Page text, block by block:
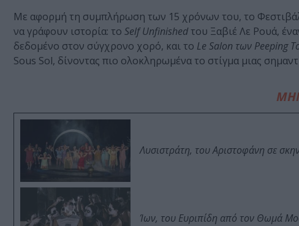
Με αφορμή τη συμπλήρωση των 15 χρόνων του, το
να γράφουν ιστορία: το Self Unfinished του Ξαβιέ Λε Ρουά,
δεδομένο στον σύγχρονο χορό, και το Le Salon των Peeping
Sous Sol, δίνοντας πιο ολοκληρωμένα το στίγμα μιας
Λυσιστράτη, του Αριστοφάνη σε
Ίων, του Ευριπίδη από τον Θωμά